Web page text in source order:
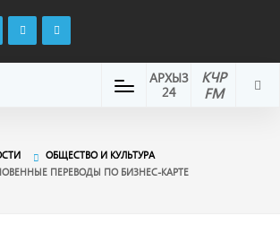
КЧР
FM
АРХЫЗ
24
ОБЩЕСТВО И КУЛЬТУРА
ПЕРЕВОДЫ ПО БИЗНЕС-КАРТЕ